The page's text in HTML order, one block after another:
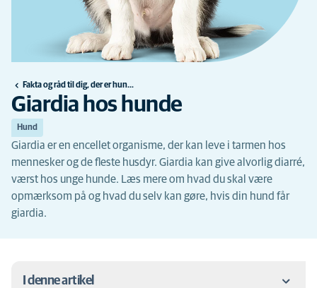
Fakta og råd til dig, der er hundeejer
Giardia hos hunde
Hund
Giardia er en encellet organisme, der kan leve i tarmen hos
mennesker og de fleste husdyr. Giardia kan give alvorlig diarré,
værst hos unge hunde. Læs mere om hvad du skal være
opmærksom på og hvad du selv kan gøre, hvis din hund får
giardia.
I denne artikel